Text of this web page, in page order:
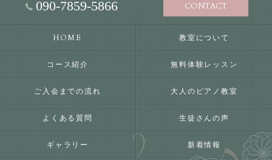
090-7859-5866 CONTACT
HOME 教室について
コース紹介 無料体験レッスン
ご入会までの流れ 大人のピアノ教室
よくある質問 生徒さんの声
ギャラリー 新着情報